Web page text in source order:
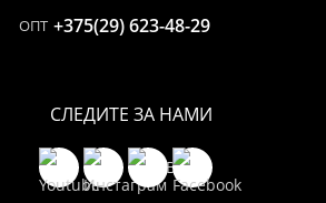
ОПТ +375(29) 623-48-29
СЛЕДИТЕ ЗА НАМИ